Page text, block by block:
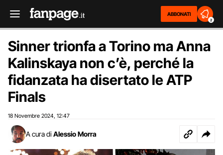
ABBONATI
2
Sinner trionfa a Torino ma Anna
Kalinskaya non c’è, perché la
fidanzata ha disertato le ATP
Finals
18 Novembre 2024 12:47
A cura di Alessio Morra